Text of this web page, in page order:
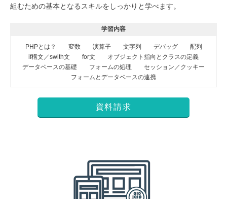
組むための基本となるスキルをしっかりと学べます。
学習内容
PHPとは？ 変数 演算子 文字列 デバッグ
配列
if構文／swith文
for文
オブジェクト指向とクラスの定義
データベースの基礎
フォームの処理
セッション／クッキー
フォームとデータベースの連携
資料請求